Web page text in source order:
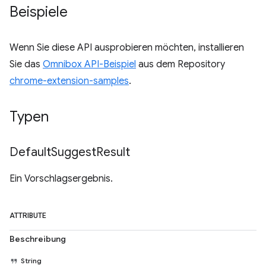
Beispiele
Wenn Sie diese API ausprobieren möchten, installieren
Sie das Omnibox API-Beispiel aus dem Repository
chrome-extension-samples.
Typen
DefaultSuggestResult
Ein Vorschlagsergebnis.
ATTRIBUTE
Beschreibung
String